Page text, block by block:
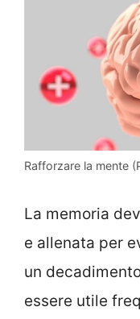
Rafforzare la mente
La memoria
e allenata per
un
essere utile